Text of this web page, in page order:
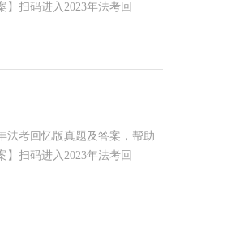
】扫码进入2023年法考回
法考回忆版真题及答案，帮助
】扫码进入2023年法考回